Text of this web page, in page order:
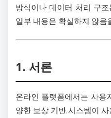
방식이나 데이터 처리 구
일부 내용은 확실하지 않음
1. 서론
온라인 플랫폼에서는 사
양한 보상 기반 시스템이